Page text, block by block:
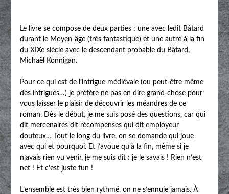
Le livre se compose de deux parties : une avec ledit Bâtard
durant le Moyen-âge (très fantastique) et une autre à la fin
du XIXe siècle avec le descendant probable du Bâtard,
Michaël Konnigan.
Pour ce qui est de l’intrigue médiévale (ou peut-être même
des intrigues…) je préfère ne pas en dire grand-chose pour
vous laisser le plaisir de découvrir les méandres de ce
roman. Dès le début, je me suis posé des questions, car qui
dit mercenaires dit récompenses qui dit employeur
douteux… Tout le long du livre, on se demande qui joue
avec qui et pourquoi. Et j’avoue qu’à la fin, même si je
n’avais rien vu venir, je me suis dit : je le savais ! Rien n’est
net ! Et c’est juste fun !
L’ensemble est très bien rythmé, on ne s’ennuie jamais. À